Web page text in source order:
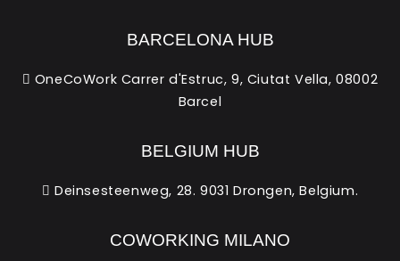
BARCELONA HUB
OneCoWork Carrer d'Estruc, 9, Ciutat Vella, 08002
Barcel
BELGIUM HUB
Deinsesteenweg, 28. 9031 Drongen, Belgium.
COWORKING MILANO